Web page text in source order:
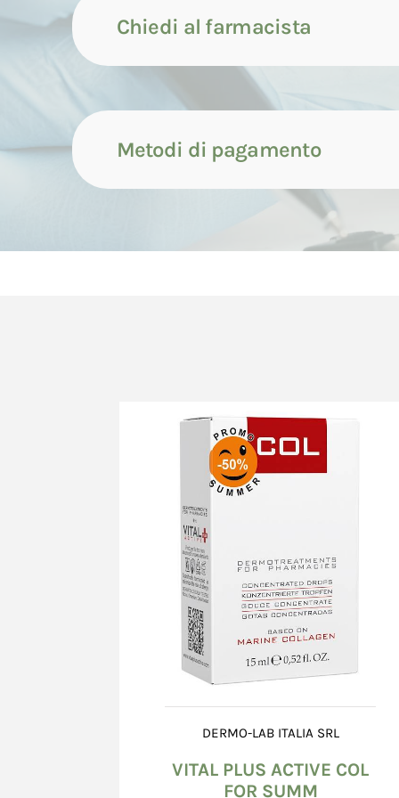
Chiedi al farmacista
Contattaci tramite
Cognome *
Metodi di pagamento
Il pagamento dei prodotti può avvenire
Il pagamento con carta di credito avverrà
circuiti Visa, Mastercard.
In caso di mancata accettazione dell'ordine, il
immediatamente l'annullamento della
dell'importo impegnato. I tempi di svincolo
esclusivamente dal sistema bancario e
loro naturale scadenza (24° giorno dalla data
Richiesto l'annullamento della transazione, in
Venditore può essere ritenuta responsabile
diretti o indiretti, provocati da ritardo nel
dell'importo impegnato da parte del sistema
Il Venditore si riserva la facoltà di richiedere al
informazioni integrative (ad es. numero di
copia di documenti comprovanti la titolarità
utilizzata; in mancanza della
si riserva la facoltà di non accettare l'ordine.
grado di conoscere le informazioni relative
Consumatore, in quanto tali informazioni
DERMO-LAB ITALIA SRL
VITAL PLUS ACTIVE COL
FOR SUMM